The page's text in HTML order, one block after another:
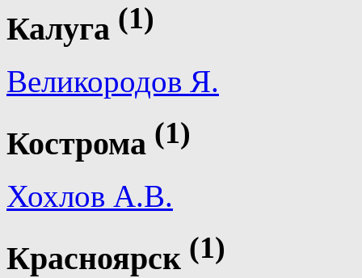
Калуга (1)
Великородов Я.
Кострома (1)
Хохлов А.В.
Красноярск (1)